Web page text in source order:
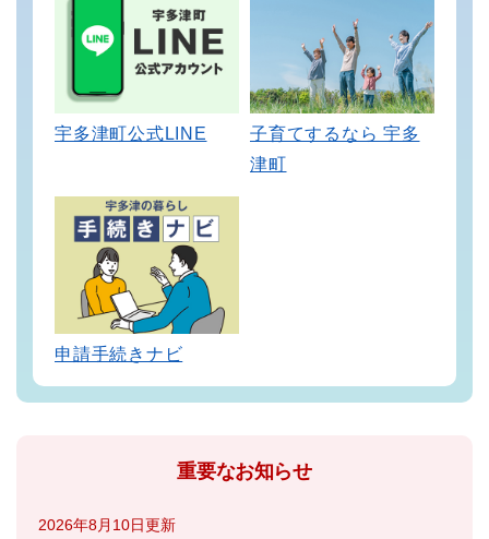
宇多津町公式LINE
子育てするなら 宇多
津町
申請手続きナビ
重要なお知らせ
2026年8月10日更新